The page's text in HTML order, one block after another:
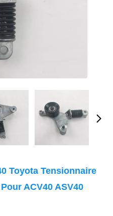
Toyota Tensionnaire
ACV40 ASV40